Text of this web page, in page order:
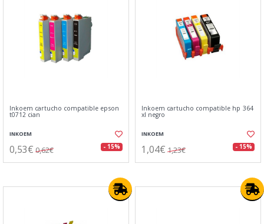
Inkoem cartucho compatible epson
t0712 cian
INKOEM
0,53€ 0,62€ - 15%
Inkoem cartucho compatible hp 364
xl negro
INKOEM
1,04€ 1,23€ - 15%